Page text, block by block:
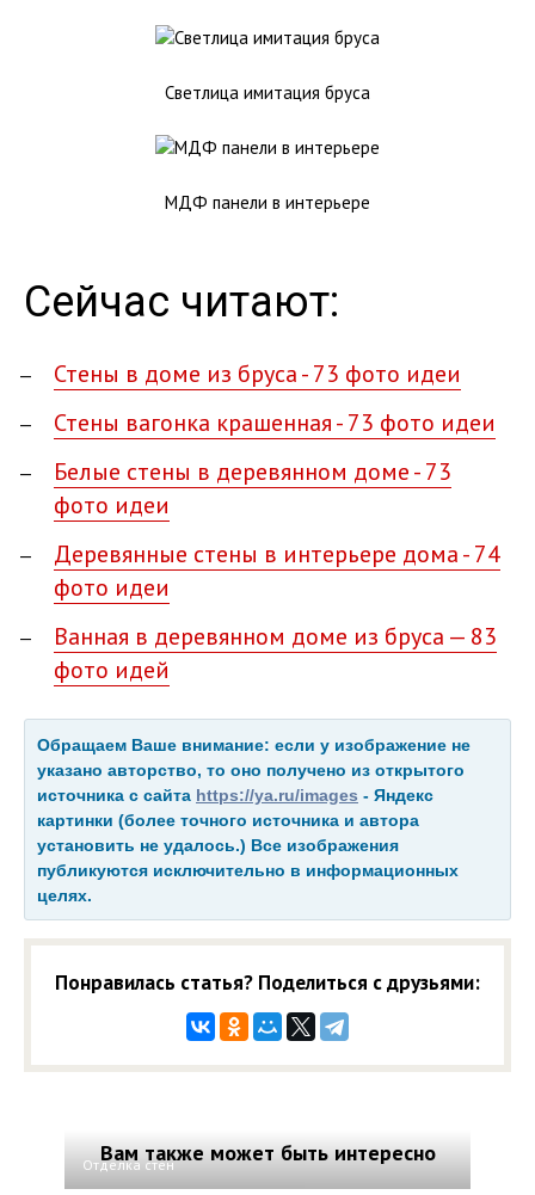
Светлица имитация бруса
МДФ панели в интерьере
Сейчас читают:
Стены в доме из бруса - 73 фото идеи
Стены вагонка крашенная - 73 фото идеи
Белые стены в деревянном доме - 73
фото идеи
Деревянные стены в интерьере дома - 74
фото идеи
Ванная в деревянном доме из бруса — 83
фото идей
Обращаем Ваше внимание: если у изображение не
указано авторство, то оно получено из открытого
источника с сайта https://ya.ru/images - Яндекс
картинки (более точного источника и автора
установить не удалось.) Все изображения
публикуются исключительно в информационных
целях.
Понравилась статья? Поделиться с друзьями:
Вам также может быть интересно
Отделка стен